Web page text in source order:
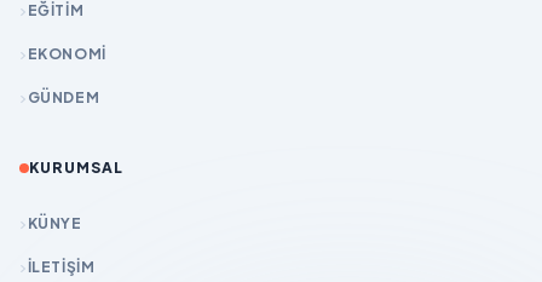
EĞİTİM
EKONOMİ
GÜNDEM
KURUMSAL
KÜNYE
İLETIŞIM